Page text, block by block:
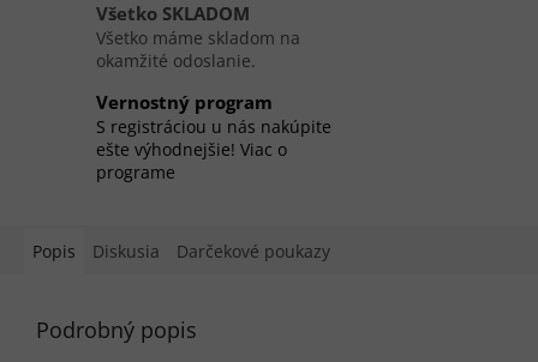
Všetko SKLADOM
Všetko máme skladom na
okamžité odoslanie.
Vernostný program
S registráciou u nás nakúpite
ešte výhodnejšie! Viac o
programe
Popis Diskusia Darčekové poukazy
Podrobný popis